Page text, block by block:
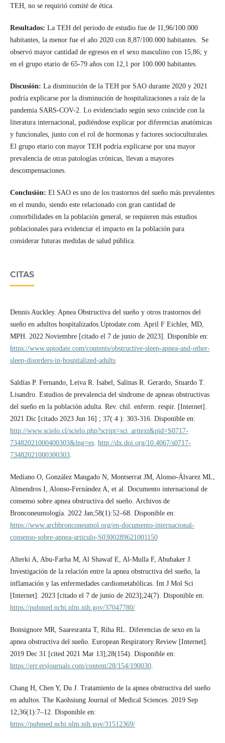
TEH, no se requirió comité de ética.
Resultados: La TEH del periodo de estudio fue de 11,96/100.000
habitantes, la menor fue el año 2020 con 8,87/100.000 habitantes. Se
observó mayor cantidad de egresos en el sexo masculino con 15,86; y
en el grupo etario de 65-79 años con 12,1 por 100.000 habitantes.
Discusión: La disminución de la TEH por SAO durante 2020 y 2021
podría explicarse por la disminución de hospitalizaciones a raíz de la
pandemia SARS-COV-2. Lo evidenciado según sexo coincide con la
literatura internacional, pudiéndose explicar por diferencias anatómicas
y funcionales, junto con el rol de hormonas y factores socioculturales.
El grupo etario con mayor TEH podría explicarse por una mayor
prevalencia de otras patologías crónicas, llevan a mayores
descompensaciones.
Conclusión: El SAO es uno de los trastornos del sueño más prevalentes
en el mundo, siendo este relacionado con gran cantidad de
comorbilidades en la población general, se requieren más estudios
poblacionales para evidenciar el impacto en la población para
considerar futuras medidas de salud pública.
CITAS
Dennis Auckley. Apnea Obstructiva del sueño y otros trastornos del
sueño en adultos hospitalizados.Uptodate.com. April F Eichler, MD,
MPH. 2022 Noviembre [citado el 7 de junio de 2023]. Disponible en:
https://www.uptodate.com/contents/obstructive-sleep-apnea-and-other-
sleep-disorders-in-hospitalized-adults
Saldías P. Fernando, Leiva R. Isabel, Salinas R. Gerardo, Stuardo T.
Lisandro. Estudios de prevalencia del síndrome de apneas obstructivas
del sueño en la población adulta. Rev. chil. enferm. respir. [Internet].
2021 Dic [citado 2023 Jun 16] ; 37( 4 ): 303-316. Disponible en:
http://www.scielo.cl/scielo.php?script=sci_arttext&pid=S0717-
73482021000400303&lng=es. http://dx.doi.org/10.4067/s0717-
73482021000300303.
Mediano O, González Mangado N, Montserrat JM, Alonso-Álvarez ML,
Almendros I, Alonso-Fernández A, et al. Documento internacional de
consenso sobre apnea obstructiva del sueño. Archivos de
Bronconeumología. 2022 Jan;58(1):52–68. Disponible en:
https://www.archbronconeumol.org/en-documento-internacional-
consenso-sobre-apnea-articulo-S0300289621001150
Alterki A, Abu-Farha M, Al Shawaf E, Al-Mulla F, Abubaker J.
Investigación de la relación entre la apnea obstructiva del sueño, la
inflamación y las enfermedades cardiometabólicas. Int J Mol Sci
[Internet]. 2023 [citado el 7 de junio de 2023];24(7). Disponible en:
https://pubmed.ncbi.nlm.nih.gov/37047780/
Bonsignore MR, Saaresranta T, Riha RL. Diferencias de sexo en la
apnea obstructiva del sueño. European Respiratory Review [Internet].
2019 Dec 31 [cited 2021 Mar 13];28(154). Disponible en:
https://err.ersjournals.com/content/28/154/190030.
Chang H, Chen Y, Du J. Tratamiento de la apnea obstructiva del sueño
en adultos. The Kaohsiung Journal of Medical Sciences. 2019 Sep
12;36(1):7–12. Disponible en:
https://pubmed.ncbi.nlm.nih.gov/31512369/